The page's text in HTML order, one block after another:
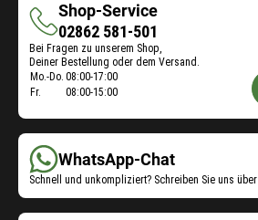
Shop-Service
Shop-
Service
02862 581-501
Bei Fragen zu unserem Shop,
Deiner Bestellung oder dem Versand.
Öffnungszeiten
Service:
Mo.-Do. 08:00-17:00
Fr.
08:00-15:00
WhatsApp-Chat
Schnell und unkompliziert? Schreiben Sie uns über